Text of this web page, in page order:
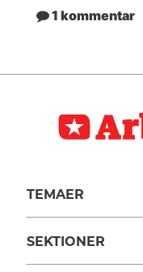
1 kommentar
TEMAER
SEKTIONER